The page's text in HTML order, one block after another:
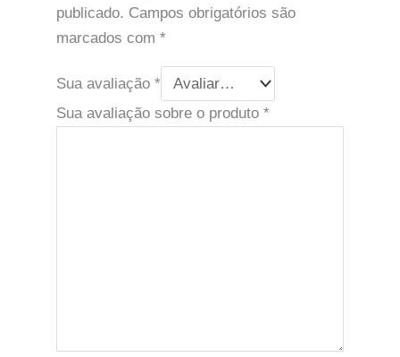
publicado. Campos obrigatórios são
marcados com *
Sua avaliação *
Sua avaliação sobre o produto *